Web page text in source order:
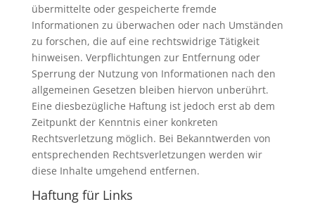
übermittelte oder gespeicherte fremde
Informationen zu überwachen oder nach Umständen
zu forschen, die auf eine rechtswidrige Tätigkeit
hinweisen. Verpflichtungen zur Entfernung oder
Sperrung der Nutzung von Informationen nach den
allgemeinen Gesetzen bleiben hiervon unberührt.
Eine diesbezügliche Haftung ist jedoch erst ab dem
Zeitpunkt der Kenntnis einer konkreten
Rechtsverletzung möglich. Bei Bekanntwerden von
entsprechenden Rechtsverletzungen werden wir
diese Inhalte umgehend entfernen.
Haftung für Links